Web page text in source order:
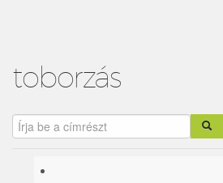
toborzás
Írja be a címrészt